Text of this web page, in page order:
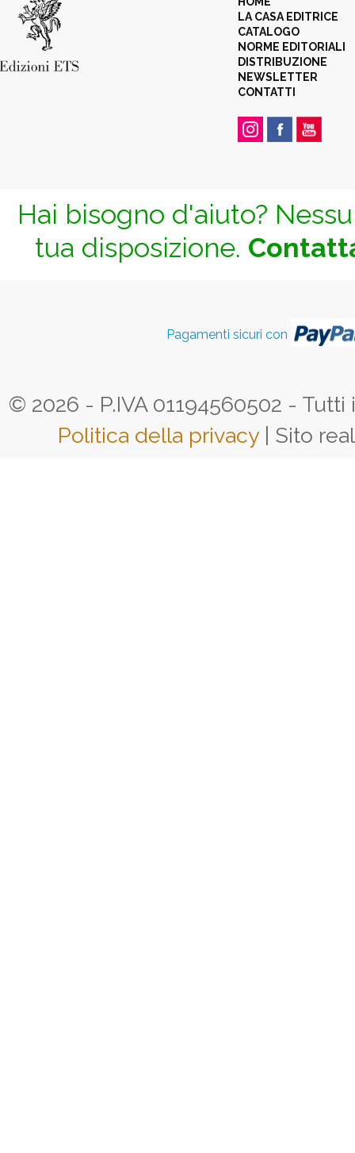
LA CASA EDITRICE
CATALOGO
NORME EDITORIALI
DISTRIBUZIONE
NEWSLETTER
CONTATTI
Hai bisogno d'aiuto?
tua disposizione.
Pagamenti sicuri con
© 2026 - P.IVA 01194560502 -
Politica della privacy | Sito